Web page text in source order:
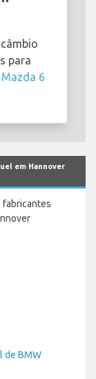
para
Mazda 6
em Hannover
fabricantes
de BMW